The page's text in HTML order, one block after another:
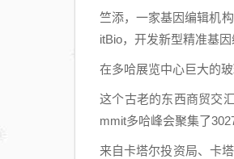
竺添，一家基因编辑机
itBio，开发新型精准基
在多哈展览中心巨大的
这个古老的东西商贸交
mmit多哈峰会聚集了
来自卡塔尔投资局、卡